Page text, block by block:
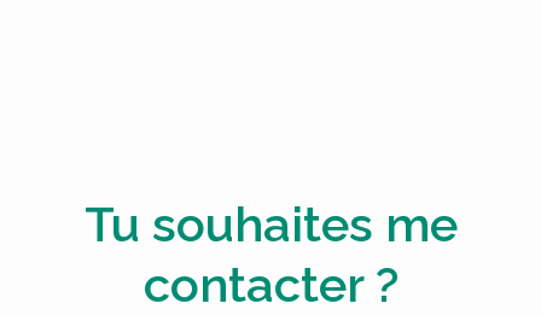
Tu souhaites me
contacter ?